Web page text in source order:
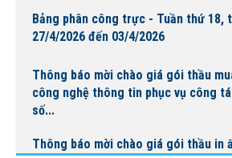
Bảng phân công trực - Tuần thứ 18,
27/4/2026 đến 03/4/2026
Thông báo mời chào giá gói thầu
công nghệ thông tin phục vụ công
số...
Thông báo mời chào giá gói thầu in